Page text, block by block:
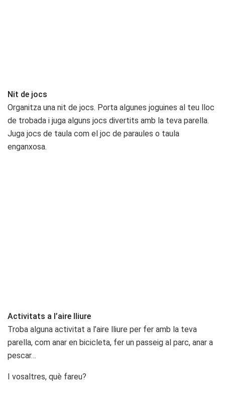
Nit de jocs
Organitza una nit de jocs. Porta algunes joguines al teu lloc
de trobada i juga alguns jocs divertits amb la teva parella.
Juga jocs de taula com el joc de paraules o taula
enganxosa.
Activitats a l’aire lliure
Troba alguna activitat a l’aire lliure per fer amb la teva
parella, com anar en bicicleta, fer un passeig al parc, anar a
pescar…
I vosaltres, què fareu?